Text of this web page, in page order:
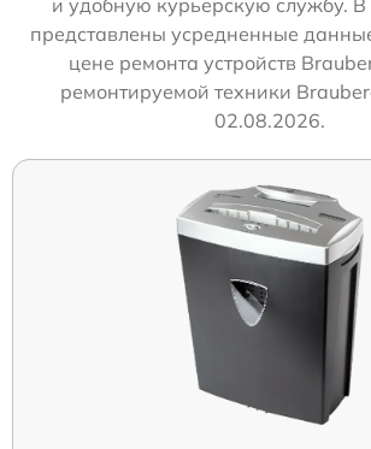
и удобную курьерскую службу. В
представлены усредненные
цене ремонта устройств
ремонтируемой техники
02.08.2026.